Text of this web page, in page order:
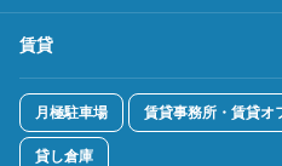
賃貸
月極駐車場 賃貸事務所・賃貸オ
貸し倉庫